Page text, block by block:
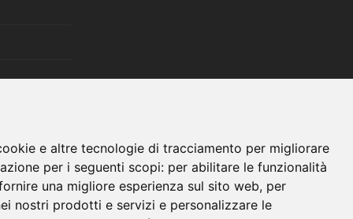
e altre tecnologie di tracciamento per migliorare
per i seguenti scopi: per abilitare le funzionalità
una migliore esperienza sul sito web, per
nostri prodotti e servizi e personalizzare le